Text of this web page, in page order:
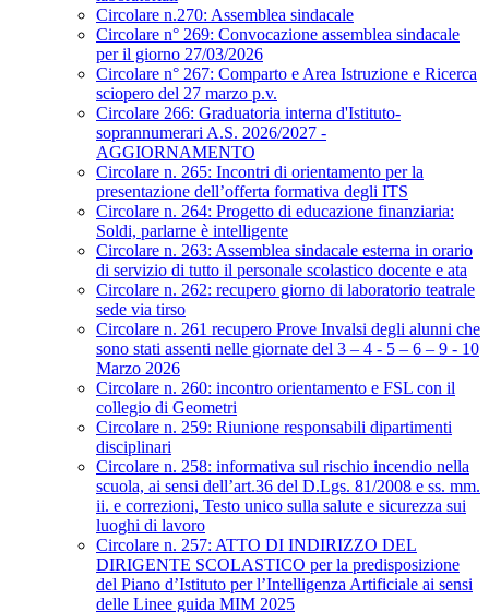
Circolare n.270: Assemblea sindacale
Circolare n° 269: Convocazione assemblea sindacale
per il giorno 27/03/2026
Circolare n° 267: Comparto e Area Istruzione e Ricerca
sciopero del 27 marzo p.v.
Circolare 266: Graduatoria interna d'Istituto-
soprannumerari A.S. 2026/2027 -
AGGIORNAMENTO
Circolare n. 265: Incontri di orientamento per la
presentazione dell’offerta formativa degli ITS
Circolare n. 264: Progetto di educazione finanziaria:
Soldi, parlarne è intelligente
Circolare n. 263: Assemblea sindacale esterna in orario
di servizio di tutto il personale scolastico docente e ata
Circolare n. 262: recupero giorno di laboratorio teatrale
sede via tirso
Circolare n. 261 recupero Prove Invalsi degli alunni che
sono stati assenti nelle giornate del 3 – 4 - 5 – 6 – 9 - 10
Marzo 2026
Circolare n. 260: incontro orientamento e FSL con il
collegio di Geometri
Circolare n. 259: Riunione responsabili dipartimenti
disciplinari
Circolare n. 258: informativa sul rischio incendio nella
scuola, ai sensi dell’art.36 del D.Lgs. 81/2008 e ss. mm.
ii. e correzioni, Testo unico sulla salute e sicurezza sui
luoghi di lavoro
Circolare n. 257: ATTO DI INDIRIZZO DEL
DIRIGENTE SCOLASTICO per la predisposizione
del Piano d’Istituto per l’Intelligenza Artificiale ai sensi
delle Linee guida MIM 2025